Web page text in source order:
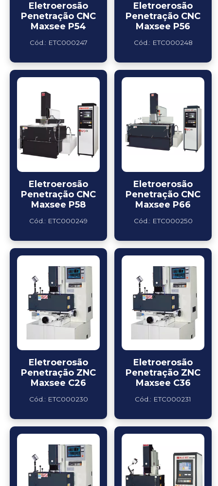
Eletroerosão
Penetração CNC
Maxsee P54
Cód.: ETC000247
Eletroerosão
Penetração CNC
Maxsee P56
Cód.: ETC000248
Eletroerosão
Penetração CNC
Maxsee P58
Cód.: ETC000249
Eletroerosão
Penetração CNC
Maxsee P66
Cód.: ETC000250
Eletroerosão
Penetração ZNC
Maxsee C26
Cód.: ETC000230
Eletroerosão
Penetração ZNC
Maxsee C36
Cód.: ETC000231